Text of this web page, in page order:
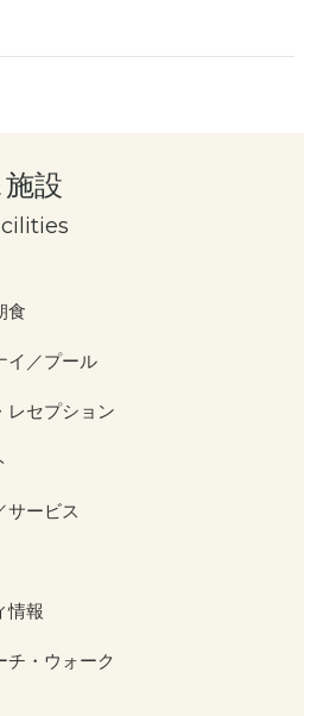
設
食
イ／プール
レセプション
サービス
情報
チ・ウォーク